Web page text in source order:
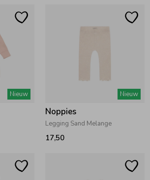
Nieuw Nieuw
Noppies
Legging Sand Melange
17,50